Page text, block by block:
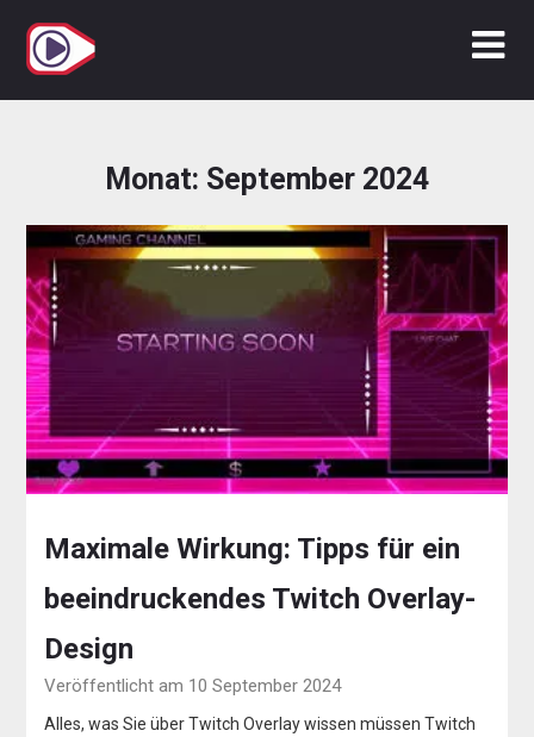
Inhalt
springen
Monat: September 2024
Maximale Wirkung: Tipps für ein
beeindruckendes Twitch Overlay-
Design
Veröffentlicht am 10 September 2024
Alles, was Sie über Twitch Overlay wissen müssen Twitch